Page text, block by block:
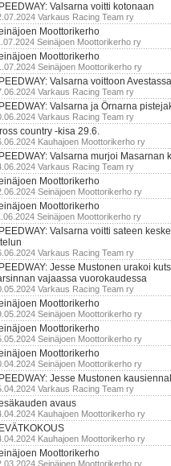
Valsarna voitti kotonaan
Varkaus Racing Team ry
Moottorikerho
Seinäjoen Moottorikerho ry
Moottorikerho
Seinäjoen Moottorikerho ry
Valsarna voittoon Avestassa
Varkaus Racing Team ry
Valsarna ja Örnarna
Varkaus Racing Team ry
country -kisa 29.6.
Kauhajoen Moottorikerho ry
Valsarna murjoi Masarnan
Varkaus Racing Team ry
Moottorikerho
Seinäjoen Moottorikerho ry
Moottorikerho
Seinäjoen Moottorikerho ry
Valsarna voitti sateen
Varkaus Racing Team ry
Jesse Mustonen urakoi
vajaassa vuorokaudessa
Varkaus Racing Team ry
Moottorikerho
Seinäjoen Moottorikerho ry
Moottorikerho
Seinäjoen Moottorikerho ry
Moottorikerho
Seinäjoen Moottorikerho ry
Jesse Mustonen
Varkaus Racing Team ry
avaus
Kauhajoen Moottorikerho ry
Kauhajoen Moottorikerho ry
Moottorikerho
Seinäjoen Moottorikerho ry